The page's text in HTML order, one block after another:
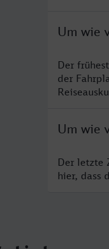
Um wie
Der
der
Um wie
Der letzte
hier, dass